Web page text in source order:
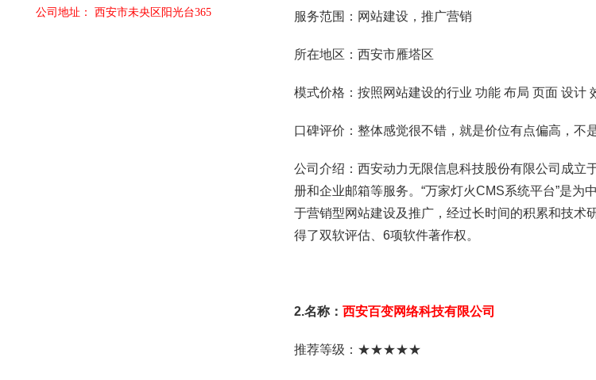
公司地址： 西安市未央区阳光台365 服务范围：网站建设，推广营销
所在地区：西安市雁塔区
模式价格：按照网站建设的行业 功能 布局 页面 设
口碑评价：整体感觉很不错，就是价位有点偏高，不
公司介绍：西安动力无限信息科技股份有限公司成立
册和企业邮箱等服务。“万家灯火CMS系统平台”是
于营销型网站建设及推广，经过长时间的积累和技术
得了双软评估、6项软件著作权。
2.名称： 西安百变网络科技有限公司
推荐等级：★★★★★